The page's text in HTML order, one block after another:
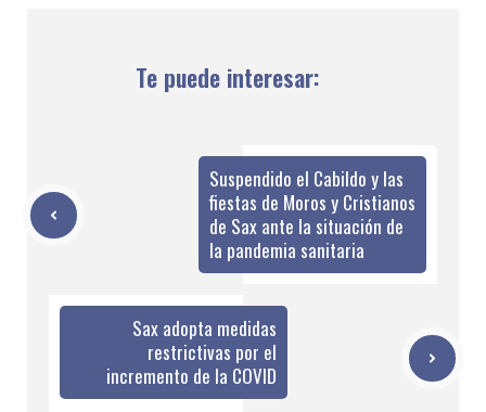
Te puede interesar:
Suspendido el Cabildo y las
fiestas de Moros y Cristianos
de Sax ante la situación de
la pandemia sanitaria
Sax adopta medidas
restrictivas por el
incremento de la COVID